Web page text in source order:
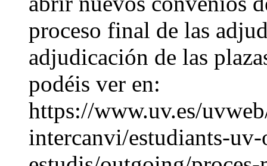
proceso final de las
adjudicación de las
podéis ver en:
https://www.uv.es/
intercanvi/estudiants-